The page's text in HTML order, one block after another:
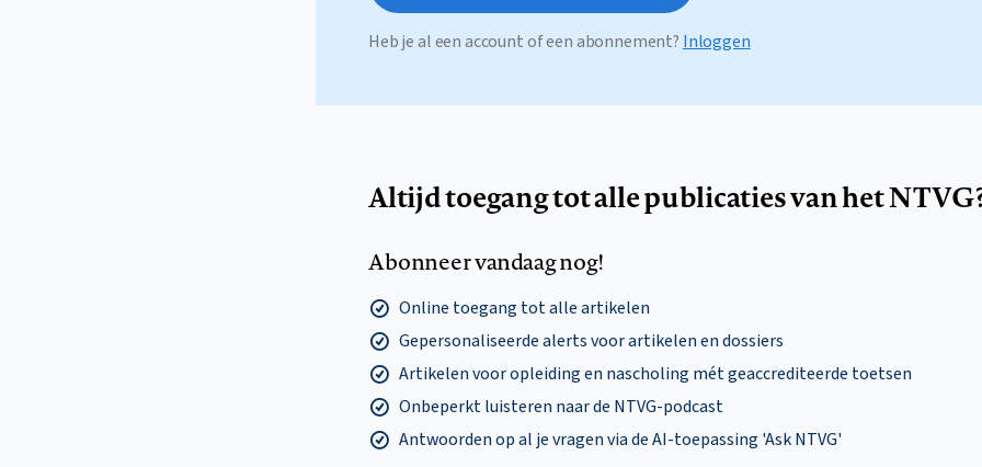
Heb je al een account of een abonnement? Inloggen
Altijd toegang tot alle publicaties van het
Abonneer vandaag nog!
Online toegang tot alle artikelen
Gepersonaliseerde alerts voor artikelen en dossiers
Artikelen voor opleiding en nascholing mét geaccrediteerde toetsen
Onbeperkt luisteren naar de NTVG-podcast
Antwoorden op al je vragen via de AI-toepassing 'Ask NTVG'